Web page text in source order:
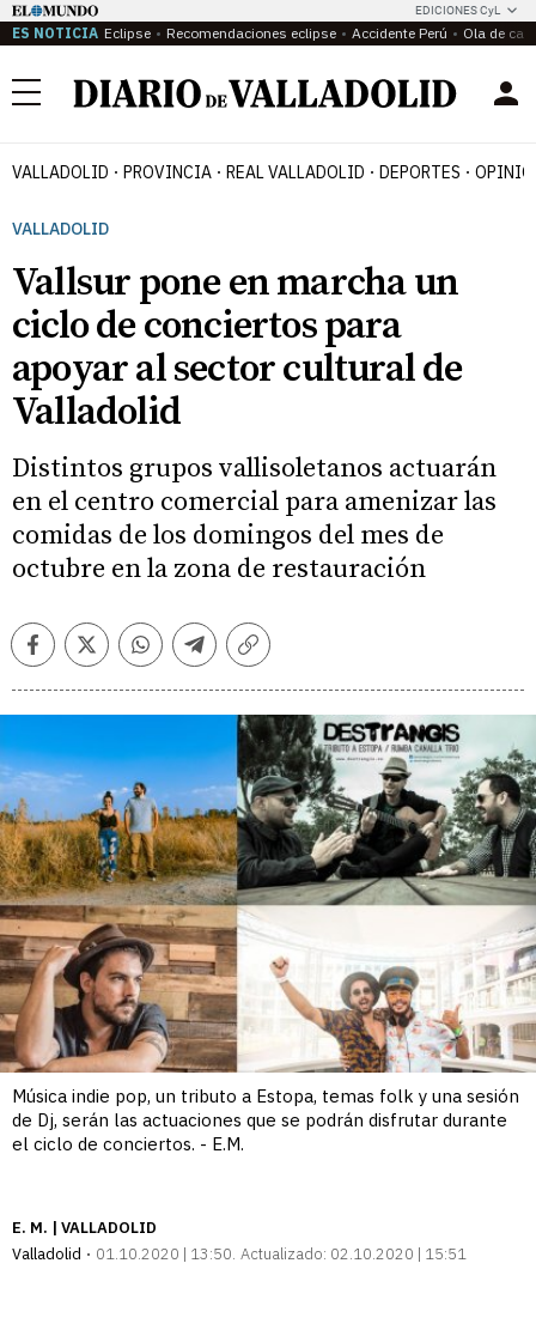
EDICIONES CyL
ES NOTICIA Eclipse Recomendaciones eclipse Accidente Perú Ola de
Menú
VALLADOLID PROVINCIA REAL VALLADOLID DEPORTES
VALLADOLID
Vallsur pone en marcha un
ciclo de conciertos para
apoyar al sector cultural de
Valladolid
Distintos grupos vallisoletanos actuarán
en el centro comercial para amenizar las
comidas de los domingos del mes de
octubre en la zona de restauración
FacebookTwitterWhatsappTelegramCopiar
Música indie pop, un tributo a Estopa, temas folk y una sesión
de Dj, serán las actuaciones que se podrán disfrutar durante
el ciclo de conciertos. - E.M.
E. M. | VALLADOLID
Valladolid
01.10.2020 | 13:50 Actualizado: 02.10.2020 | 15:51